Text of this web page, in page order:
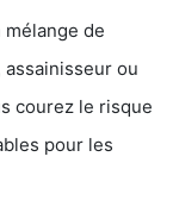
de
ou
courez le risque
pour les